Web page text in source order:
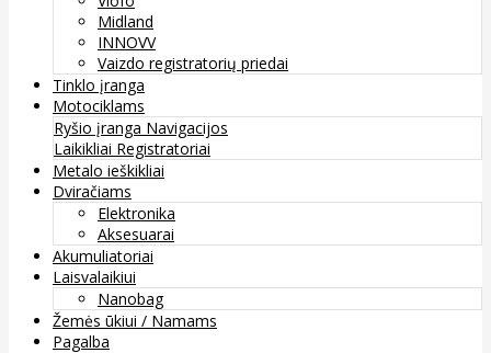
Midland
INNOVV
Vaizdo registratorių priedai
Tinklo įranga
Motociklams
Ryšio įranga Navigacijos
Laikikliai Registratoriai
Metalo ieškikliai
Dviračiams
Elektronika
Aksesuarai
Akumuliatoriai
Laisvalaikiui
Nanobag
Žemės ūkiui / Namams
Pagalba